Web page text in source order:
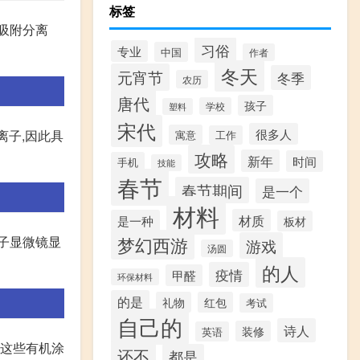
附分离
子,因此具
显微镜显
些有机涂
标签
专业 中国 习俗 作者
元宵节 农历 冬天 冬季
唐代 塑料 学校 孩子
宋代 寓意 工作 很多人
手机 技能 攻略 新年 时间
春节 春节期间 是一个
是一种 材料 材质 板材
梦幻西游 汤圆 游戏
环保材料 甲醛 疫情 的人
的是 礼物 红包 考试
自己的 英语 装修 诗人
还不